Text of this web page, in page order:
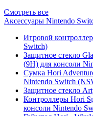
Смотреть все
Аксессуары Nintendo
Игровой
Switch)
Защитное стекло
(9H) для консоли
Сумка Hori
Nintendo Switch
Защитное стекло
Контроллеры Hori
консоли Nintendo